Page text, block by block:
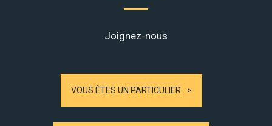
Joignez-nous
VOUS ÊTES UN PARTICULIER